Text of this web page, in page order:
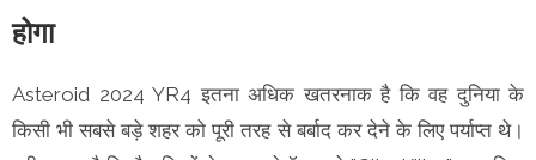
होगा
Asteroid 2024 YR4 इतना अधिक खतरनाक है कि वह दुनिया के
किसी भी सबसे बड़े शहर को पूरी तरह से बर्बाद कर देने के लिए पर्याप्त थे।